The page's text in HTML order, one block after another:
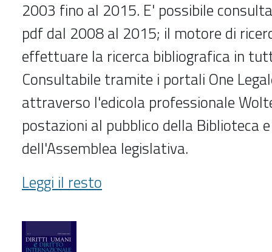
2003 fino al 2015. E' possibile
pdf dal 2008 al 2015; il motore di
effettuare la ricerca bibliografica in
Consultabile tramite i portali One
attraverso l'edicola professionale
postazioni al pubblico della Biblioteca
dell'Assemblea legislativa.
Dialoghi
tributari
2015)
-
Leggi il resto